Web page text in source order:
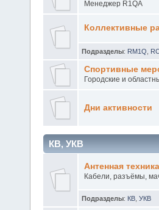
Менеджер R1QA
Коллективные
Подразделы: RM1Q
Спортивные
Городские и
Дни активности
КВ, УКВ
Антенная техника
Кабели, разъёмы,
Подразделы: КВ УКВ